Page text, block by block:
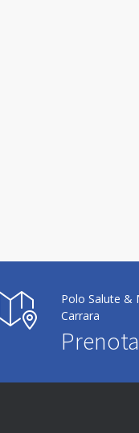
Polo Salute &
Carrara